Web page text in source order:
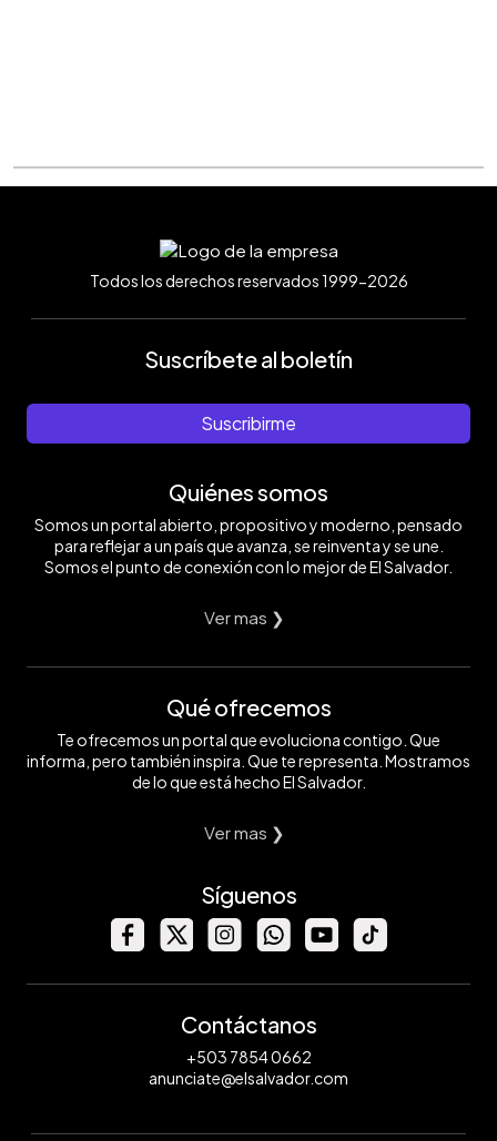
Todos los derechos reservados 1999-2026
Suscríbete al boletín
Suscribirme
Quiénes somos
Somos un portal abierto, propositivo y moderno, pensado
para reflejar a un país que avanza, se reinventa y se une.
Somos el punto de conexión con lo mejor de El Salvador.
Ver mas ❯
Qué ofrecemos
Te ofrecemos un portal que evoluciona contigo. Que
informa, pero también inspira. Que te representa. Mostramos
de lo que está hecho El Salvador.
Ver mas ❯
Síguenos
Contáctanos
+503 7854 0662
anunciate@elsalvador.com